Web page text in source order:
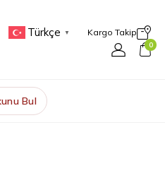
Türkçe ▼ Kargo Takip
0
Bul